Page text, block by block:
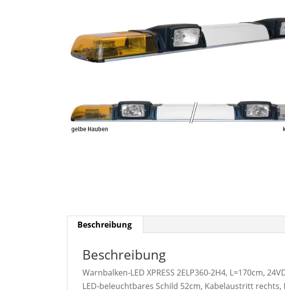
Beschreibung
Beschreibung
Warnbalken-LED XPRESS 2ELP360-2H4, L=170cm,
LED-beleuchtbares Schild 52cm, Kabelaustritt